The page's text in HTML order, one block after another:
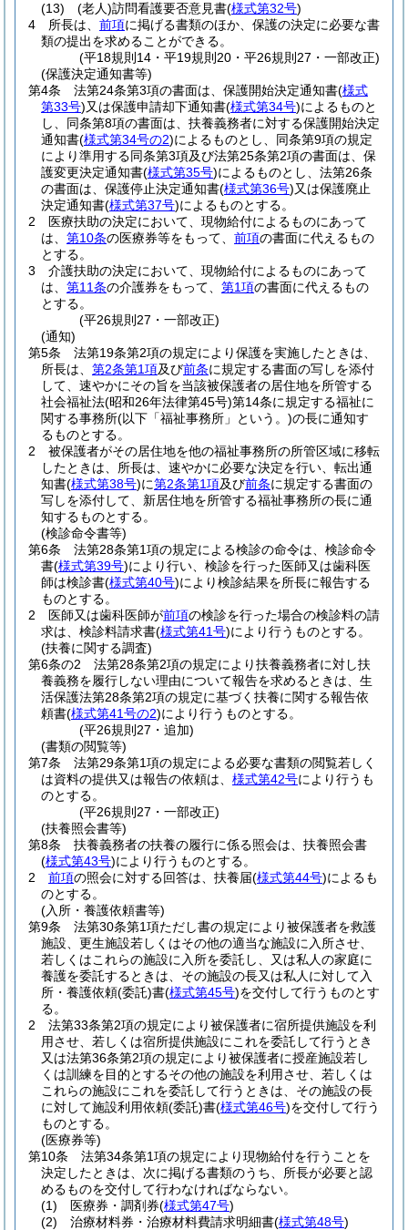
(13)
(老人)訪問看護要否意見書(様式第32号)
4
所長は、 前項に掲げる書類のほか、保護の決定に必要な書
類の提出を求めることができる。
(平18規則14・平19規則20・平26規則27・一部改正)
(保護決定通知書等)
第4条
法第24条第3項の書面は、保護開始決定通知書(様式
第33号)又は保護申請却下通知書(様式第34号)によるものと
し、同条第8項の書面は、扶養義務者に対する保護開始決定
通知書(様式第34号の2)によるものとし、同条第9項の規定
により準用する同条第3項及び法第25条第2項の書面は、保
護変更決定通知書(様式第35号)によるものとし、法第26条
の書面は、保護停止決定通知書(様式第36号)又は保護廃止
決定通知書(様式第37号)によるものとする。
2
医療扶助の決定において、現物給付によるものにあって
は、 第10条の医療券等をもって、 前項の書面に代えるもの
とする。
3
介護扶助の決定において、現物給付によるものにあって
は、 第11条の介護券をもって、 第1項の書面に代えるもの
とする。
(平26規則27・一部改正)
(通知)
第5条
法第19条第2項の規定により保護を実施したときは、
所長は、 第2条第1項及び前条に規定する書面の写しを添付
して、速やかにその旨を当該被保護者の居住地を所管する
社会福祉法(昭和26年法律第45号)第14条に規定する福祉に
関する事務所(以下「福祉事務所」という。)の長に通知す
るものとする。
2
被保護者がその居住地を他の福祉事務所の所管区域に移転
したときは、所長は、速やかに必要な決定を行い、転出通
知書(様式第38号)に第2条第1項及び前条に規定する書面の
写しを添付して、新居住地を所管する福祉事務所の長に通
知するものとする。
(検診命令書等)
第6条
法第28条第1項の規定による検診の命令は、検診命令
書(様式第39号)により行い、検診を行った医師又は歯科医
師は検診書(様式第40号)により検診結果を所長に報告する
ものとする。
2
医師又は歯科医師が前項の検診を行った場合の検診料の請
求は、検診料請求書(様式第41号)により行うものとする。
(扶養に関する調査)
第6条の2
法第28条第2項の規定により扶養義務者に対し扶
養義務を履行しない理由について報告を求めるときは、生
活保護法第28条第2項の規定に基づく扶養に関する報告依
頼書(様式第41号の2)により行うものとする。
(平26規則27・追加)
(書類の閲覧等)
第7条
法第29条第1項の規定による必要な書類の閲覧若しく
は資料の提供又は報告の依頼は、 様式第42号により行うも
のとする。
(平26規則27・一部改正)
(扶養照会書等)
第8条
扶養義務者の扶養の履行に係る照会は、扶養照会書
(様式第43号)により行うものとする。
2
前項の照会に対する回答は、扶養届(様式第44号)によるも
のとする。
(入所・養護依頼書等)
第9条
法第30条第1項ただし書の規定により被保護者を救護
施設、更生施設若しくはその他の適当な施設に入所させ、
若しくはこれらの施設に入所を委託し、又は私人の家庭に
養護を委託するときは、その施設の長又は私人に対して入
所・養護依頼(委託)書(様式第45号)を交付して行うものとす
る。
2
法第33条第2項の規定により被保護者に宿所提供施設を利
用させ、若しくは宿所提供施設にこれを委託して行うとき
又は法第36条第2項の規定により被保護者に授産施設若し
くは訓練を目的とするその他の施設を利用させ、若しくは
これらの施設にこれを委託して行うときは、その施設の長
に対して施設利用依頼(委託)書(様式第46号)を交付して行う
ものとする。
(医療券等)
第10条
法第34条第1項の規定により現物給付を行うことを
決定したときは、次に掲げる書類のうち、所長が必要と認
めるものを交付して行わなければならない。
(1)
医療券・調剤券(様式第47号)
(2)
治療材料券・治療材料費請求明細書(様式第48号)